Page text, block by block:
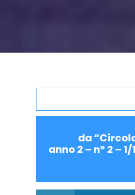
da
anno 2 – n° 2 –